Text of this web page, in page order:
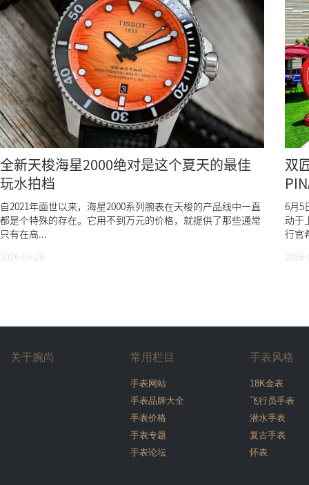
全新天梭海星2000绝对是这个夏天的最佳
玩水拍档
自2021年面世以来，海星2000系列腕表在天梭的产品线中一直
都是个特殊的存在。它用不到万元的价格，就提供了那些通常
只有在高...
2026-06-26
双
上
6月5
动于
行官
关于腕尚 常用栏目
手表网站
手表品牌大全
手表价格
手表专题
手表论坛
手表风格
18K金表
飞行员手表
潜水手表
复古手表
怀表